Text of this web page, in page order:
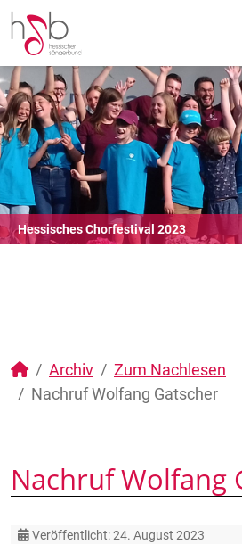
Hessisches Chorfestival 2023
Archiv
Zum Nachlesen
Nachruf Wolfang Gatscher
Nachruf Wolfang
Details
Veröffentlicht: 24. August 2023